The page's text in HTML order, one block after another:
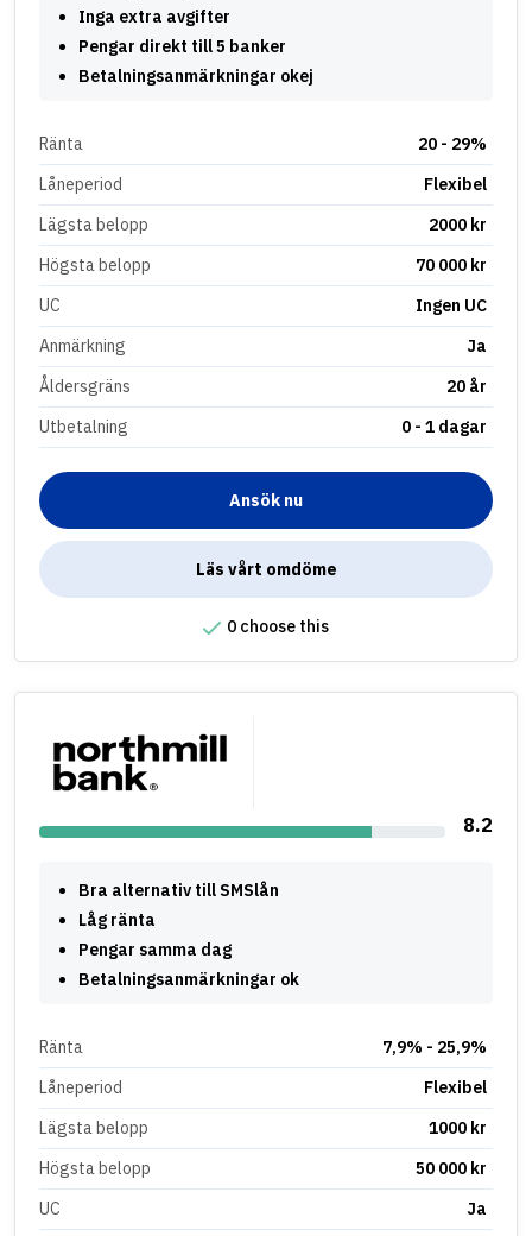
Inga extra avgifter
Pengar direkt till 5 banker
Betalningsanmärkningar okej
Ränta
20 - 29%
Låneperiod
Flexibel
Lägsta belopp
2000 kr
Högsta belopp
70 000 kr
UC
Ingen UC
Anmärkning
Ja
Åldersgräns
20 år
Utbetalning
0 - 1 dagar
Ansök nu
Läs vårt omdöme
0 choose this
8.2
Bra alternativ till SMSlån
Låg ränta
Pengar samma dag
Betalningsanmärkningar ok
Ränta
7,9% - 25,9%
Låneperiod
Flexibel
Lägsta belopp
1000 kr
Högsta belopp
50 000 kr
UC
Ja